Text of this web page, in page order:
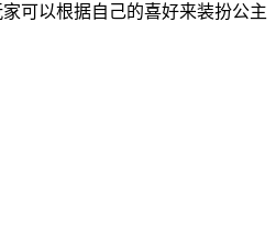
可以根据自己的喜好来装扮公主